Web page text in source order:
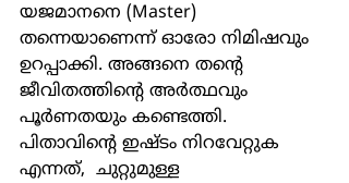
യജമാനനെ (Master)
തന്നെയാണെന്ന് ഓരോ നിമിഷവും
ഉറപ്പാക്കി. അങ്ങനെ തന്‍റെ
ജീവിതത്തിന്‍റെ അര്‍ത്ഥവും
പൂര്‍ണതയും കണ്ടെത്തി.
പിതാവിന്‍റെ ഇഷ്ടം നിറവേറ്റുക
എന്നത്,  ചുറ്റുമുള്ള